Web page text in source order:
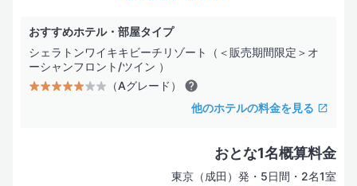
水上コテージ
ヴィラ
おすすめホテル・部屋タイプ
シェラトンワイキキビーチリゾート（＜販売期間限定＞オ
ーシャンフロント/ツイン ）
（Aグレード）
他のホテルの料金を見る
おとな1名概算料金
東京（成田）発・5日間・2名1室